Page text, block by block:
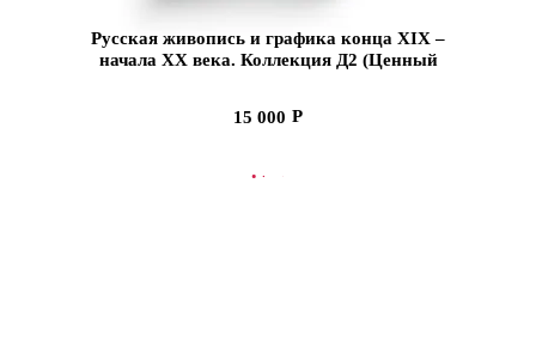
Русская живопись и графика конца XIX –
начала XX века. Коллекция Д2 (Ценный
15 000
В КОРЗИНУ